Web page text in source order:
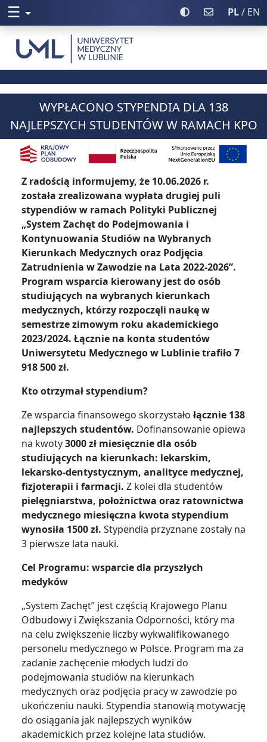
PL/ EN
Poczta UML
Włącz wysoki
☰ Rozwiń menu
Uniwersytet Medyczny w Lublinie
WYPŁACONO STYPENDIA DLA 138
NAJLEPSZYCH STUDENTÓW W RAMACH KPO
Z radością informujemy, że 10.06.2026 r.
została zrealizowana wypłata drugiej puli
stypendiów w ramach Polityki Publicznej
„System Zachęt do Podejmowania i
Kontynuowania Studiów na Wybranych
Kierunkach Medycznych oraz Podjęcia
Zatrudnienia w Zawodzie na Lata 2022-2026”.
Program wsparcia kierowany jest do osób
studiujących na wybranych kierunkach
medycznych, którzy rozpoczęli naukę w
semestrze zimowym roku akademickiego
2023/2024. Łącznie na konta studentów
Uniwersytetu Medycznego w Lublinie trafiło7
918 500 zł.
Kto otrzymał stypendium?
Ze wsparcia finansowego skorzystało łącznie 138
najlepszych studentów. Dofinansowanie opiewa
na kwoty3000 zł miesięcznie dla osób
studiujących na kierunkach: lekarskim,
lekarsko-dentystycznym, analityce medycznej,
fizjoterapii i farmacji. Z kolei dla studentów
pielęgniarstwa, położnictwa oraz ratownictwa
medycznego miesięczna kwota stypendium
wynosiła 1500 zł. Stypendia przyznane zostały na
3 pierwsze lata nauki.
Cel Programu: wsparcie dla przyszłych
medyków
„System Zachęt” jest częścią Krajowego Planu
Odbudowy i Zwiększania Odporności, który ma
na celu zwiększenie liczby wykwalifikowanego
personelu medycznego w Polsce. Program ma za
zadanie zachęcenie młodych ludzi do
podejmowania studiów na kierunkach
medycznych oraz podjęcia pracy w zawodzie po
ukończeniu nauki. Stypendia stanowią motywację
do osiągania jak najlepszych wyników
akademickich przez kolejne lata studiów.